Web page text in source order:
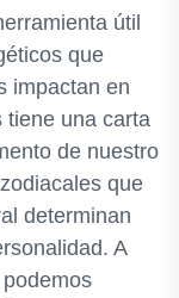
útil
que
impactan en
tiene una carta
de nuestro
que
determinan
A